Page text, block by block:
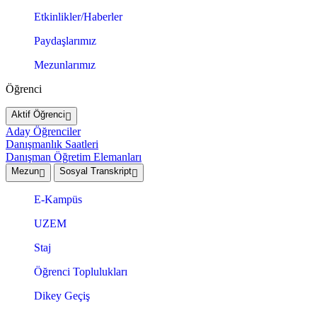
Etkinlikler/Haberler
Paydaşlarımız
Mezunlarımız
Öğrenci
Aktif Öğrenci
Aday Öğrenciler
Danışmanlık Saatleri
Danışman Öğretim Elemanları
Mezun Sosyal Transkript
E-Kampüs
UZEM
Staj
Öğrenci Toplulukları
Dikey Geçiş